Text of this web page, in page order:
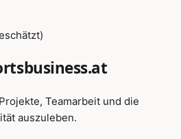
Teamarbeit und die
auszuleben.